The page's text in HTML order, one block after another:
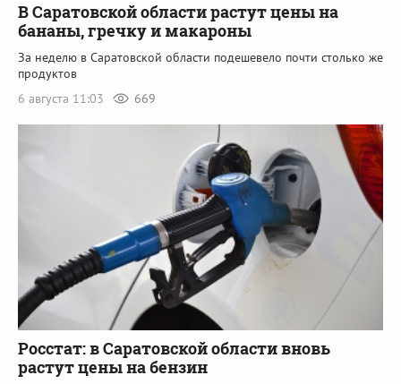
В Саратовской области растут цены на
бананы, гречку и макароны
За неделю в Саратовской области подешевело почти столько же
продуктов
6 августа 11:03
669
Росстат: в Саратовской области вновь
растут цены на бензин